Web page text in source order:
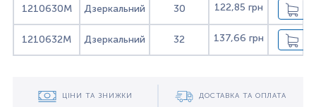
1210630M Дзеркальний 30 122,85 грн
1210632M Дзеркальний 32 137,66 грн
ЦІНИ ТА ЗНИЖКИ ДОСТАВКА ТА ОПЛАТА